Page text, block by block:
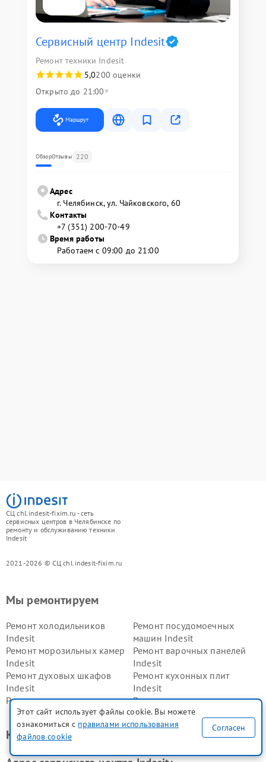
Сервисный центр Indesit
Ремонт техники Indesit
5,0200 оценки
Открыто до 21:00
Маршрут
ОбзорОтзывы 220
Адрес
г. Челябинск, ул. Чайковского, 60
Контакты
+7 (351) 200-70-49
Время работы
Работаем с 09:00 до 21:00
СЦ chl.indesit-fixim.ru - сеть
сервисных центров в Челябинске по
ремонту и обслуживанию техники
Indesit
2021-2026 © СЦ chl.indesit-fixim.ru
Мы ремонтируем
Ремонт холодильников
Indesit
Ремонт посудомоечных
машин Indesit
Ремонт морозильных камер
Indesit
Ремонт варочных панелей
Indesit
Ремонт духовых шкафов
Indesit
Ремонт кухонных плит
Indesit
Ремонт микроволновых
печей Indesit
Ремонт стиральных машин
Indesit
Ремонт холодильных камер
Indesit
Ремонт сушильных машин
Контакты сервис центра
Этот сайт использует файлы cookie. Вы можете
ознакомиться с правилами использования
файлов cookie
Согласен